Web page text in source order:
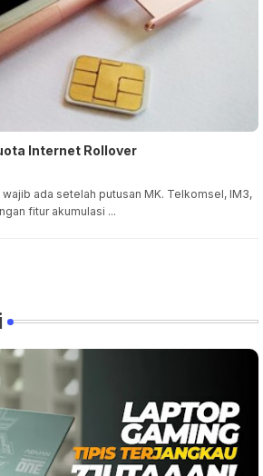
Internet Rollover
ada setelah putusan MK. Telkomsel, IM3,
fitur akumulasi ...